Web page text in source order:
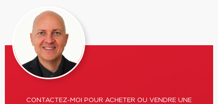
CONTACTEZ-MOI POUR ACHETER OU VENDRE UNE